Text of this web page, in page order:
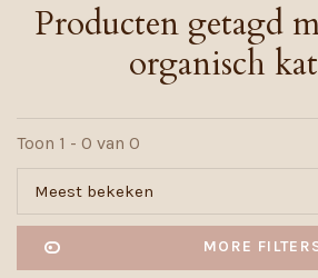
Producten getagd
organisch
Toon 1 - 0 van 0
Meest bekeken
MORE